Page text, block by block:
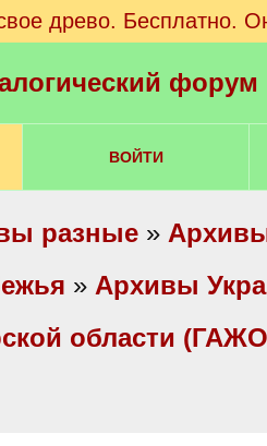
древо. Бесплатно.
ВОЙТИ
разные »
» Архивы
области